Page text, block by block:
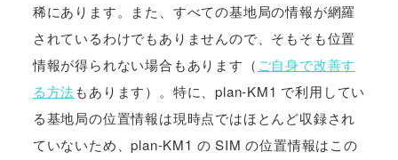
稀にあります。また、すべての基地局の情報が網羅
されているわけでもありませんので、そもそも位置
情報が得られない場合もあります（ ご自身で改善す
る方法もあります）。特に、plan-KM1 で利用してい
る基地局の位置情報は現時点ではほとんど収録され
ていないため、plan-KM1 の SIM の位置情報はこの